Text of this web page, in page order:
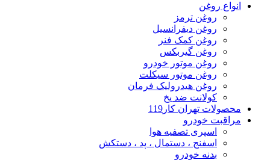
انواع روغن
روغن ترمز
روغن دیفرانسیل
روغن کمک فنر
روغن گیربکس
روغن موتور خودرو
روغن موتور سیکلت
روغن هیدرولیک فرمان
کولانت ضد یخ
محصولات تهران کار119
مراقبت خودرو
اسپری تصفیه هوا
اسفنج ، دستمال ، پد ، دستکش
بدنه خودرو